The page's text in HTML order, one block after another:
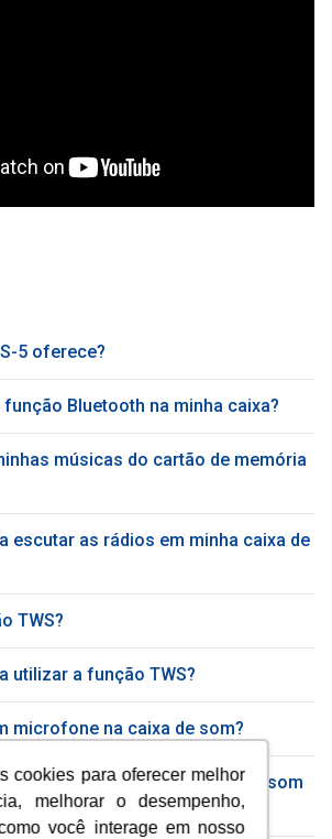
cookies para oferecer melhor
melhorar o desempenho,
você interage em nosso
5 oferece?
Bluetooth na minha caixa?
músicas do cartão de memória
escutar as rádios em minha caixa de
TWS?
utilizar a função TWS?
microfone na caixa de som?
a bateria da minha caixa de som